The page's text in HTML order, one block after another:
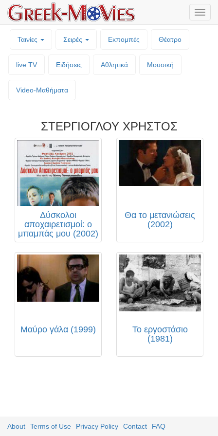
Ταινίες Σειρές Εκπομπές Θέατρο
live TV Ειδήσεις Αθλητικά Μουσική
Video-Mαθήματα
ΣΤΕΡΓΙΟΓΛΟΥ ΧΡΗΣΤΟΣ
Δύσκολοι
αποχαιρετισμοί: ο
μπαμπάς μου (2002)
Θα το μετανιώσεις
(2002)
Μαύρο γάλα (1999)
Το εργοστάσιο
(1981)
About Terms of Use Privacy Policy Contact FAQ